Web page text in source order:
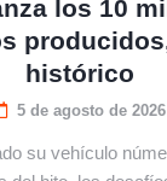
los 10
histórico
5 de agosto de 2026
su vehículo